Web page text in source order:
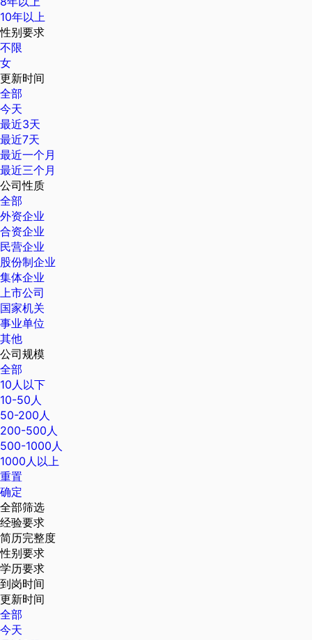
10年以上
性别要求
不限
女
更新时间
全部
今天
最近3天
最近7天
最近一个月
最近三个月
公司性质
全部
外资企业
合资企业
民营企业
股份制企业
集体企业
上市公司
国家机关
事业单位
其他
公司规模
全部
10人以下
10-50人
50-200人
200-500人
500-1000人
1000人以上
重置
确定
全部筛选
经验要求
简历完整度
性别要求
学历要求
到岗时间
更新时间
全部
今天